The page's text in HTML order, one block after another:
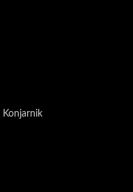
Konjarnik